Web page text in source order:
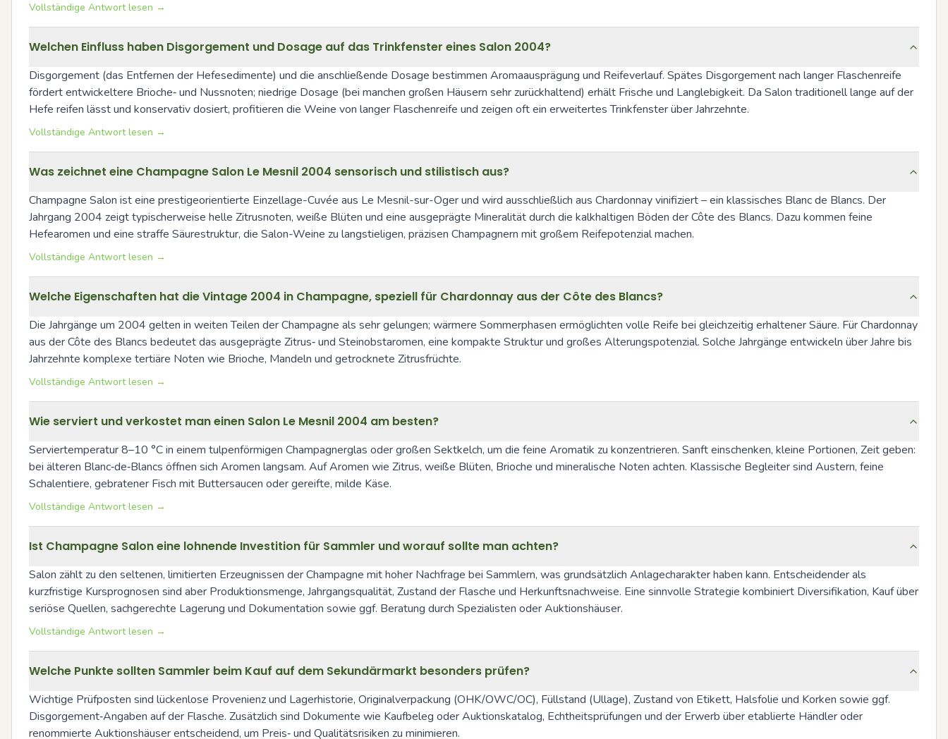
Vollständige Antwort lesen →
Welchen Einfluss haben Disgorgement und Dosage auf das Trinkfenster eines Salon 2004?
Disgorgement (das Entfernen der Hefesedimente) und die anschließende Dosage bestimmen Aromaausprägung und Reifeverlauf. Spätes Disgorgement nach langer Flaschenreife
fördert entwickeltere Brioche‑ und Nussnoten; niedrige Dosage (bei manchen großen Häusern sehr zurückhaltend) erhält Frische und Langlebigkeit. Da Salon traditionell lange auf der
Hefe reifen lässt und konservativ dosiert, profitieren die Weine von langer Flaschenreife und zeigen oft ein erweitertes Trinkfenster über Jahrzehnte.
Vollständige Antwort lesen →
Was zeichnet eine Champagne Salon Le Mesnil 2004 sensorisch und stilistisch aus?
Champagne Salon ist eine prestigeorientierte Einzellage-Cuvée aus Le Mesnil-sur-Oger und wird ausschließlich aus Chardonnay vinifiziert – ein klassisches Blanc de Blancs. Der
Jahrgang 2004 zeigt typischerweise helle Zitrusnoten, weiße Blüten und eine ausgeprägte Mineralität durch die kalkhaltigen Böden der Côte des Blancs. Dazu kommen feine
Hefearomen und eine straffe Säurestruktur, die Salon-Weine zu langstieligen, präzisen Champagnern mit großem Reifepotenzial machen.
Vollständige Antwort lesen →
Welche Eigenschaften hat die Vintage 2004 in Champagne, speziell für Chardonnay aus der Côte des Blancs?
Die Jahrgänge um 2004 gelten in weiten Teilen der Champagne als sehr gelungen; wärmere Sommerphasen ermöglichten volle Reife bei gleichzeitig erhaltener Säure. Für Chardonnay
aus der Côte des Blancs bedeutet das ausgeprägte Zitrus‑ und Steinobstaromen, eine kompakte Struktur und großes Alterungspotenzial. Solche Jahrgänge entwickeln über Jahre bis
Jahrzehnte komplexe tertiäre Noten wie Brioche, Mandeln und getrocknete Zitrusfrüchte.
Vollständige Antwort lesen →
Wie serviert und verkostet man einen Salon Le Mesnil 2004 am besten?
Serviertemperatur 8–10 °C in einem tulpenförmigen Champagnerglas oder großen Sektkelch, um die feine Aromatik zu konzentrieren. Sanft einschenken, kleine Portionen, Zeit geben:
bei älteren Blanc‑de‑Blancs öffnen sich Aromen langsam. Auf Aromen wie Zitrus, weiße Blüten, Brioche und mineralische Noten achten. Klassische Begleiter sind Austern, feine
Schalentiere, gebratener Fisch mit Buttersaucen oder gereifte, milde Käse.
Vollständige Antwort lesen →
Ist Champagne Salon eine lohnende Investition für Sammler und worauf sollte man achten?
Salon zählt zu den seltenen, limitierten Erzeugnissen der Champagne mit hoher Nachfrage bei Sammlern, was grundsätzlich Anlagecharakter haben kann. Entscheidender als
kurzfristige Kursprognosen sind aber Produktionsmenge, Jahrgangsqualität, Zustand der Flasche und Herkunftsnachweise. Eine sinnvolle Strategie kombiniert Diversifikation, Kauf über
seriöse Quellen, sachgerechte Lagerung und Dokumentation sowie ggf. Beratung durch Spezialisten oder Auktionshäuser.
Vollständige Antwort lesen →
Welche Punkte sollten Sammler beim Kauf auf dem Sekundärmarkt besonders prüfen?
Wichtige Prüfposten sind lückenlose Provenienz und Lagerhistorie, Originalverpackung (OHK/OWC/OC), Füllstand (Ullage), Zustand von Etikett, Halsfolie und Korken sowie ggf.
Disgorgement‑Angaben auf der Flasche. Zusätzlich sind Dokumente wie Kaufbeleg oder Auktionskatalog, Echtheitsprüfungen und der Erwerb über etablierte Händler oder
renommierte Auktionshäuser entscheidend, um Preis‑ und Qualitätsrisiken zu minimieren.